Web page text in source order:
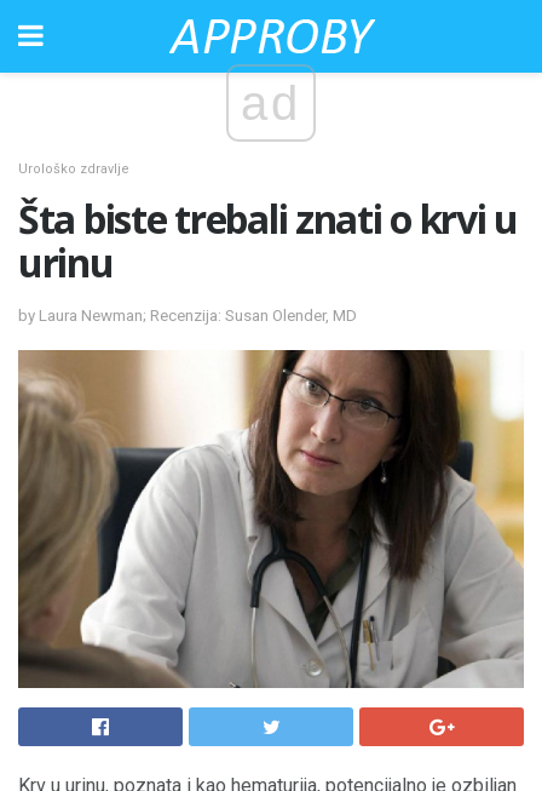
ad
Urološko zdravlje
Šta biste trebali znati o krvi u
urinu
by Laura Newman; Recenzija: Susan Olender, MD
Krv u urinu, poznata i kao hematurija, potencijalno je ozbiljan